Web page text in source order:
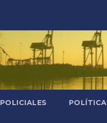
POLICIALES POLÍTICA